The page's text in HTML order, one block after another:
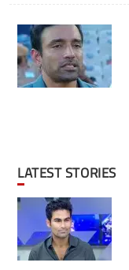
LATEST STORIES